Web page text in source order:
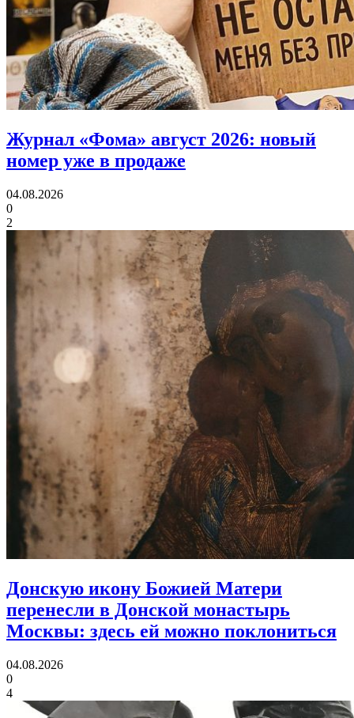
Журнал «Фома» август 2026: новый
номер уже в продаже
04.08.2026
0
2
Донскую икону Божией Матери
перенесли в Донской монастырь
Москвы: здесь ей можно поклониться
04.08.2026
0
4